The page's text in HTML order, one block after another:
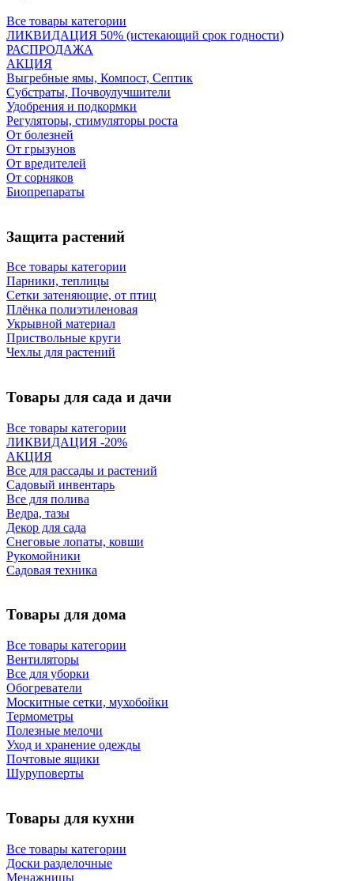
Все товары категории
ЛИКВИДАЦИЯ 50% (истекающий срок годности)
РАСПРОДАЖА
АКЦИЯ
Выгребные ямы, Компост, Септик
Субстраты, Почвоулучшители
Удобрения и подкормки
Регуляторы, стимуляторы роста
От болезней
От грызунов
От вредителей
От сорняков
Биопрепараты
Защита растений
Все товары категории
Парники, теплицы
Сетки затеняющие, от птиц
Плёнка полиэтиленовая
Укрывной материал
Приствольные круги
Чехлы для растений
Товары для сада и дачи
Все товары категории
ЛИКВИДАЦИЯ -20%
АКЦИЯ
Все для рассады и растений
Садовый инвентарь
Все для полива
Ведра, тазы
Декор для сада
Снеговые лопаты, ковши
Рукомойники
Садовая техника
Товары для дома
Все товары категории
Вентиляторы
Все для уборки
Обогреватели
Москитные сетки, мухобойки
Термометры
Полезные мелочи
Уход и хранение одежды
Почтовые ящики
Шуруповерты
Товары для кухни
Все товары категории
Доски разделочные
Менажницы